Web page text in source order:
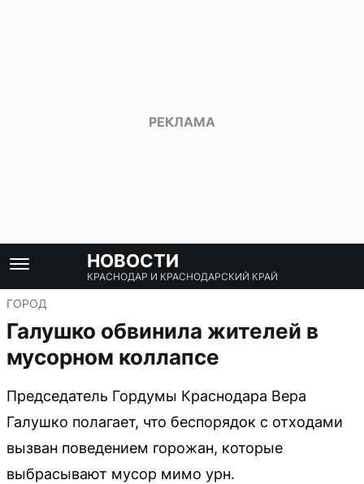
НОВОСТИ
КРАСНОДАР И КРАСНОДАРСКИЙ КРАЙ
ГОРОД
Галушко обвинила жителей в
мусорном коллапсе
Председатель Гордумы Краснодара Вера
Галушко полагает, что беспорядок с отходами
вызван поведением горожан, которые
выбрасывают мусор мимо урн.